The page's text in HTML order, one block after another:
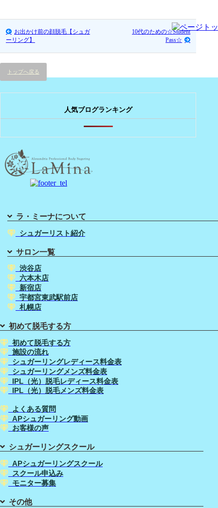
お出かけ前の顔脱毛【シュガ
ーリング】
10代のための☆Student
Pass☆
トップへ戻る
人気ブログランキング
ラ・ミーナについて
シュガーリスト紹介
サロン一覧
渋谷店
六本木店
新宿店
宇都宮東武駅前店
札幌店
初めて脱毛する方
初めて脱毛する方
施設の流れ
シュガーリングレディース料金表
シュガーリングメンズ料金表
IPL（光）脱毛レディース料金表
IPL（光）脱毛メンズ料金表
よくある質問
APシュガーリング動画
お客様の声
シュガーリングスクール
APシュガーリングスクール
スクール申込み
モニター募集
その他